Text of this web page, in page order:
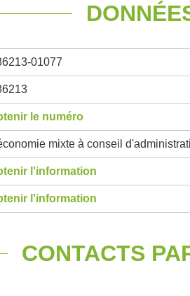
01077
le numéro
mixte à conseil
l'information
l'information
CONTACTS